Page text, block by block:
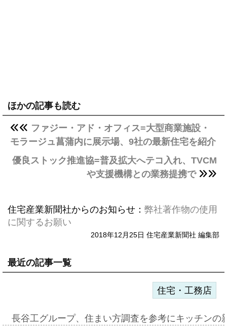
ほかの記事も読む
ファジー・アド・オフィス=大型商業施設・
モラージュ菖蒲内に展示場、9社の最新住宅を紹介
優良ストック推進協=普及拡大へテコ入れ、TVCM
や支援機構との業務提携で
住宅産業新聞社からのお知らせ： 弊社著作物の使用
に関するお願い
2018年12月25日 住宅産業新聞社 編集部
最近の記事一覧
住宅・工務店
長谷工グループ、住まい方調査を参考にキッチン